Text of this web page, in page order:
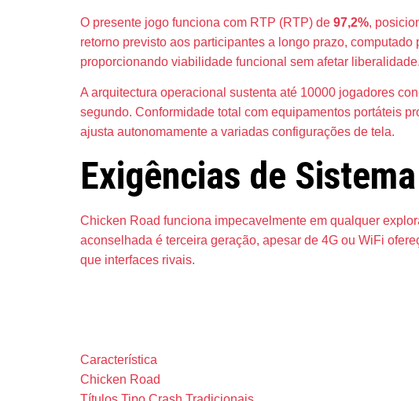
O presente jogo funciona com RTP (RTP) de 97,2%,
retorno previsto aos participantes a longo prazo,
proporcionando viabilidade funcional sem afetar liberalidade.
A arquitectura operacional sustenta até 10000 jogadores
segundo. Conformidade total com equipamentos portáteis
ajusta autonomamente a variadas configurações de tela.
Exigências de
Chicken Road funciona impecavelmente em qualquer
aconselhada é terceira geração, apesar de 4G ou WiFi
que interfaces rivais.
Característica
Chicken Road